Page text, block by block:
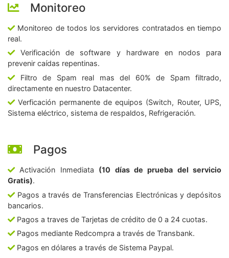
Monitoreo
Monitoreo de todos los servidores contratados en tiempo
real.
Verificación de software y hardware en nodos para
prevenir caídas repentinas.
Filtro de Spam real mas del 60% de Spam filtrado,
directamente en nuestro Datacenter.
Verficación permanente de equipos (Switch, Router, UPS,
Sistema eléctrico, sistema de respaldos, Refrigeración.
Pagos
Activación Inmediata (10 días de prueba del servicio
Gratis).
Pagos a través de Transferencias Electrónicas y depósitos
bancarios.
Pagos a traves de Tarjetas de crédito de 0 a 24 cuotas.
Pagos mediante Redcompra a través de Transbank.
Pagos en dólares a través de Sistema Paypal.